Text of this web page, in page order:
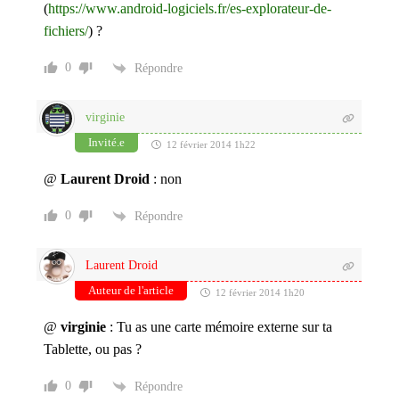
(https://www.android-logiciels.fr/es-explorateur-de-
fichiers/) ?
0 Répondre
virginie
Invité.e
12 février 2014 1h22
@ Laurent Droid : non
0 Répondre
Laurent Droid
Auteur de l'article
12 février 2014 1h20
@ virginie: Tu as une carte mémoire externe sur ta
Tablette, ou pas ?
0 Répondre